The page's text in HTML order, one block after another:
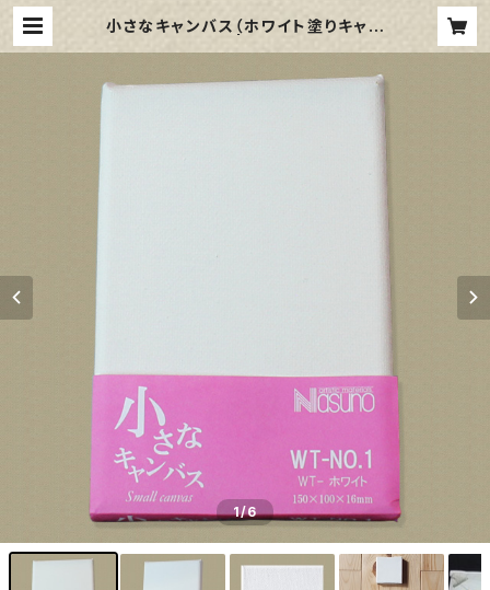
小さなキャンバス（ホワイト塗りキャン
1/6